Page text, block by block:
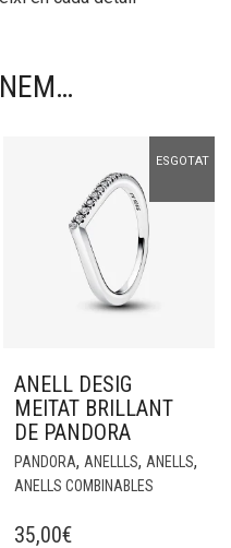
ESGOTAT
ANELL DESIG
MEITAT BRILLANT
DE PANDORA
PANDORA, ANELLLS, ANELLS,
ANELLS COMBINABLES
35,00€